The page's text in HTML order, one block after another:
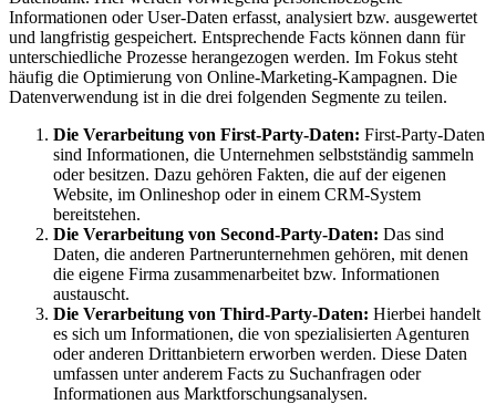
Informationen oder User-Daten erfasst, analysiert bzw. ausgewertet
und langfristig gespeichert. Entsprechende Facts können dann für
unterschiedliche Prozesse herangezogen werden. Im Fokus steht
häufig die Optimierung von Online-Marketing-Kampagnen. Die
Datenverwendung ist in die drei folgenden Segmente zu teilen.
Die Verarbeitung von First-Party-Daten: First-Party-Daten
sind Informationen, die Unternehmen selbstständig sammeln
oder besitzen. Dazu gehören Fakten, die auf der eigenen
Website, im Onlineshop oder in einem CRM-System
bereitstehen.
Die Verarbeitung von Second-Party-Daten: Das sind
Daten, die anderen Partnerunternehmen gehören, mit denen
die eigene Firma zusammenarbeitet bzw. Informationen
austauscht.
Die Verarbeitung von Third-Party-Daten: Hierbei handelt
es sich um Informationen, die von spezialisierten Agenturen
oder anderen Drittanbietern erworben werden. Diese Daten
umfassen unter anderem Facts zu Suchanfragen oder
Informationen aus Marktforschungsanalysen.